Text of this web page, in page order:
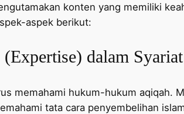
konten yang memiliki
aspek berikut:
dalam
memahami hukum-hukum aqiqah.
tata cara penyembelihan